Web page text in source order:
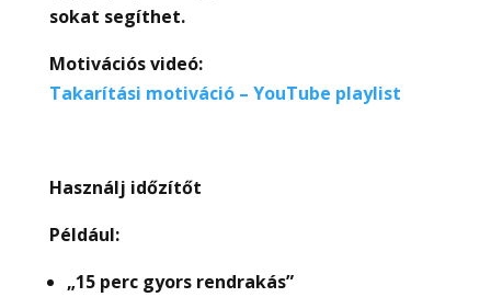
sokat segíthet.
Motivációs videó:
Takarítási motiváció – YouTube playlist
Használj időzítőt
Például:
„15 perc gyors rendrakás”